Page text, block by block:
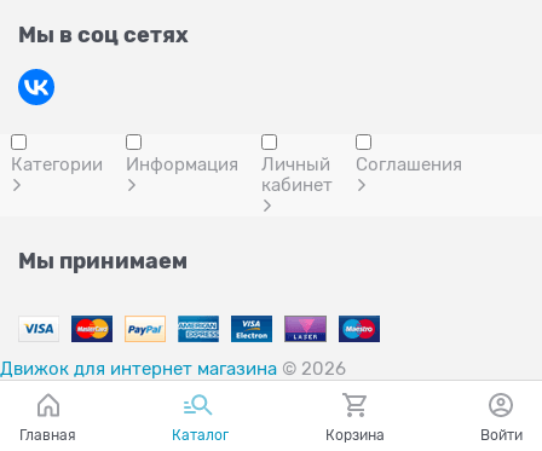
Мы в соц сетях
Категории Информация
Личный
кабинет
Соглашения
Мы принимаем
Движок для интернет магазина © 2026
Главная Каталог Корзина Войти